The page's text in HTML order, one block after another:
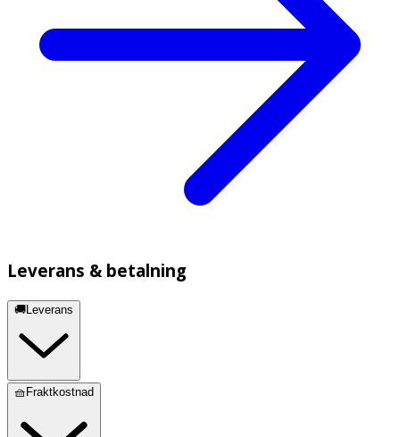
Leverans & betalning
🚚Leverans
🧺Fraktkostnad